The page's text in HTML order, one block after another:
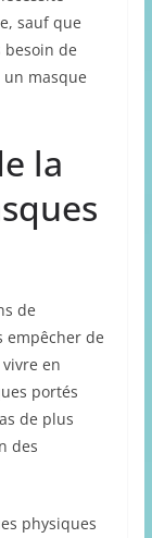
sauf que
besoin de
masque
la
de
empêcher de
en
portés
de plus
des
physiques